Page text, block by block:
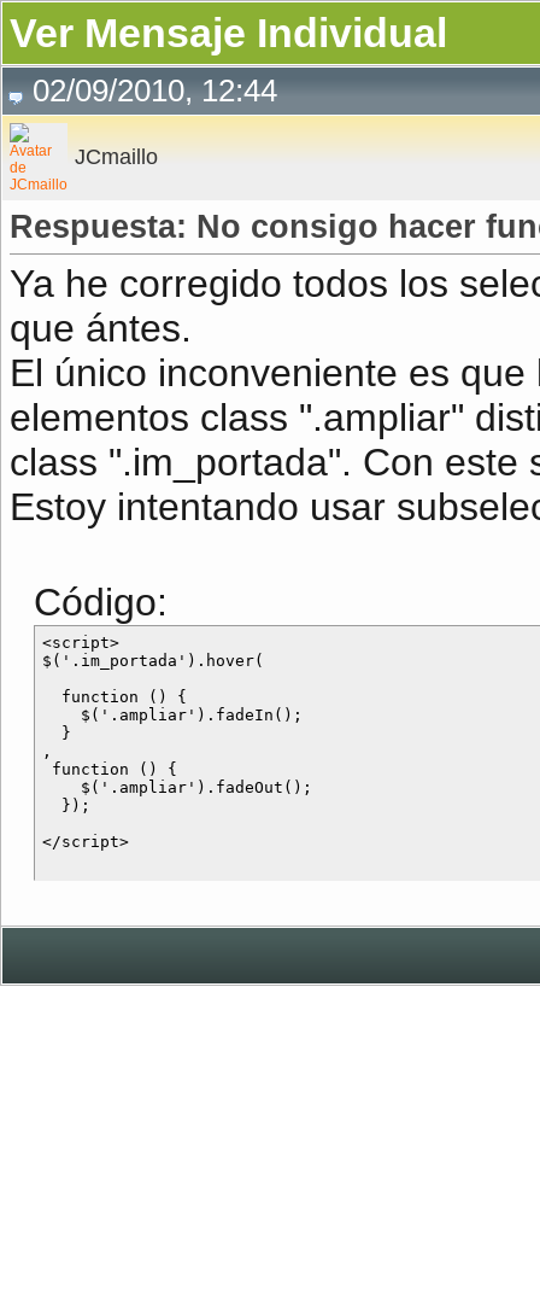
Ver Mensaje Individual
02/09/2010, 12:44
JCmaillo
Respuesta: No consigo hacer
Ya he corregido todos los
que ántes.
El único inconveniente es
elementos class ".ampliar"
class ".im_portada". Con este
Estoy intentando usar
Código:
<script>
$('.im_portada').hover(
  function () {
    $('.ampliar').fadeIn();
  }
,
function () {
    $('.ampliar').fadeOut();
  });